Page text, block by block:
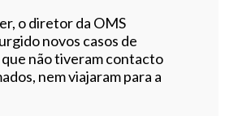
o diretor da OMS
novos casos de
não tiveram contacto
nem viajaram para a